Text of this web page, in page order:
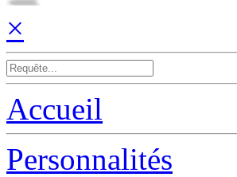
×
Accueil
Personnalités